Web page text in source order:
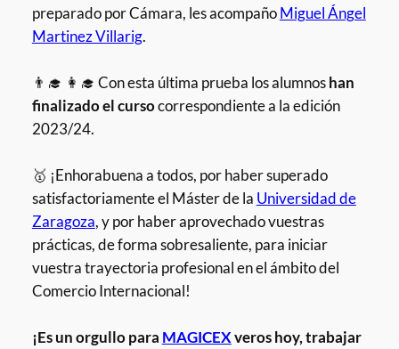
preparado por Cámara, les acompañoMiguel Ángel
Martinez Villarig.
👨‍🎓 👩‍🎓 Con esta última prueba los alumnoshan
finalizado el cursocorrespondiente a la edición
2023/24.
🥇 ¡Enhorabuena a todos, por haber superado
satisfactoriamente el Máster de la Universidad de
Zaragoza, y por haber aprovechado vuestras
prácticas, de forma sobresaliente, para iniciar
vuestra trayectoria profesional en el ámbito del
Comercio Internacional!
¡Es un orgullo para MAGICEXveros hoy, trabajar